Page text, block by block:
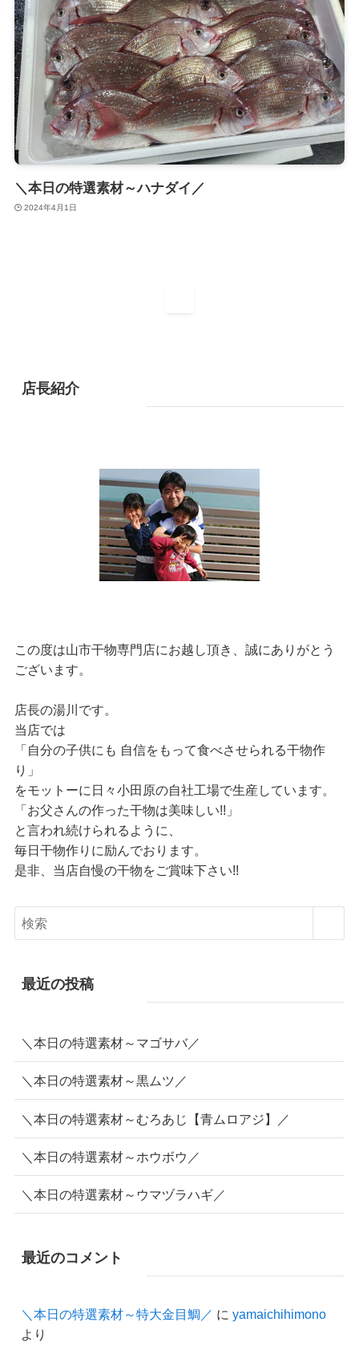
＼本日の特選素材～ハナダイ／
2024年4月1日
店長紹介
この度は山市干物専門店にお越し頂き、誠にありがとう
ございます。
店長の湯川です。
当店では
「自分の子供にも 自信をもって食べさせられる干物作
り」
をモットーに日々小田原の自社工場で生産しています。
「お父さんの作った干物は美味しい!!」
と言われ続けられるように、
毎日干物作りに励んでおります。
是非、当店自慢の干物をご賞味下さい!!
最近の投稿
＼本日の特選素材～マゴサバ／
＼本日の特選素材～黒ムツ／
＼本日の特選素材～むろあじ【青ムロアジ】／
＼本日の特選素材～ホウボウ／
＼本日の特選素材～ウマヅラハギ／
最近のコメント
＼本日の特選素材～特大金目鯛／ に yamaichihimono
より